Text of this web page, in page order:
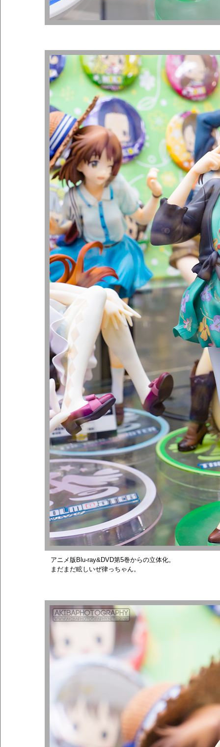
アニメ版Blu-ray&DVD第5巻からの立体化。
まだまだ眩しいぜ律っちゃん。